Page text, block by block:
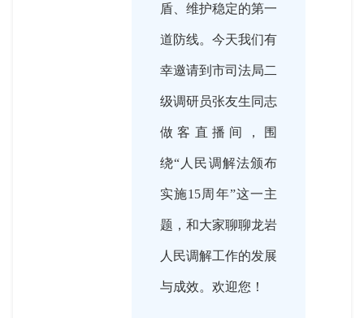
盾、维护稳定的第一
道防线。今天我们有
幸邀请到市司法局二
级调研员张友生同志
做客直播间，围
绕“人民调解法颁布
实施15周年”这一主
题，和大家聊聊龙岩
人民调解工作的发展
与成效。欢迎您！